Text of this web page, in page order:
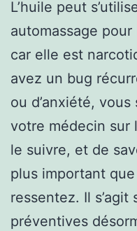
L’huile peut
automassage pour
car elle est
avez un bug
ou d’anxiété,
votre médecin sur
le suivre, et de
plus important
ressentez. Il
préventives